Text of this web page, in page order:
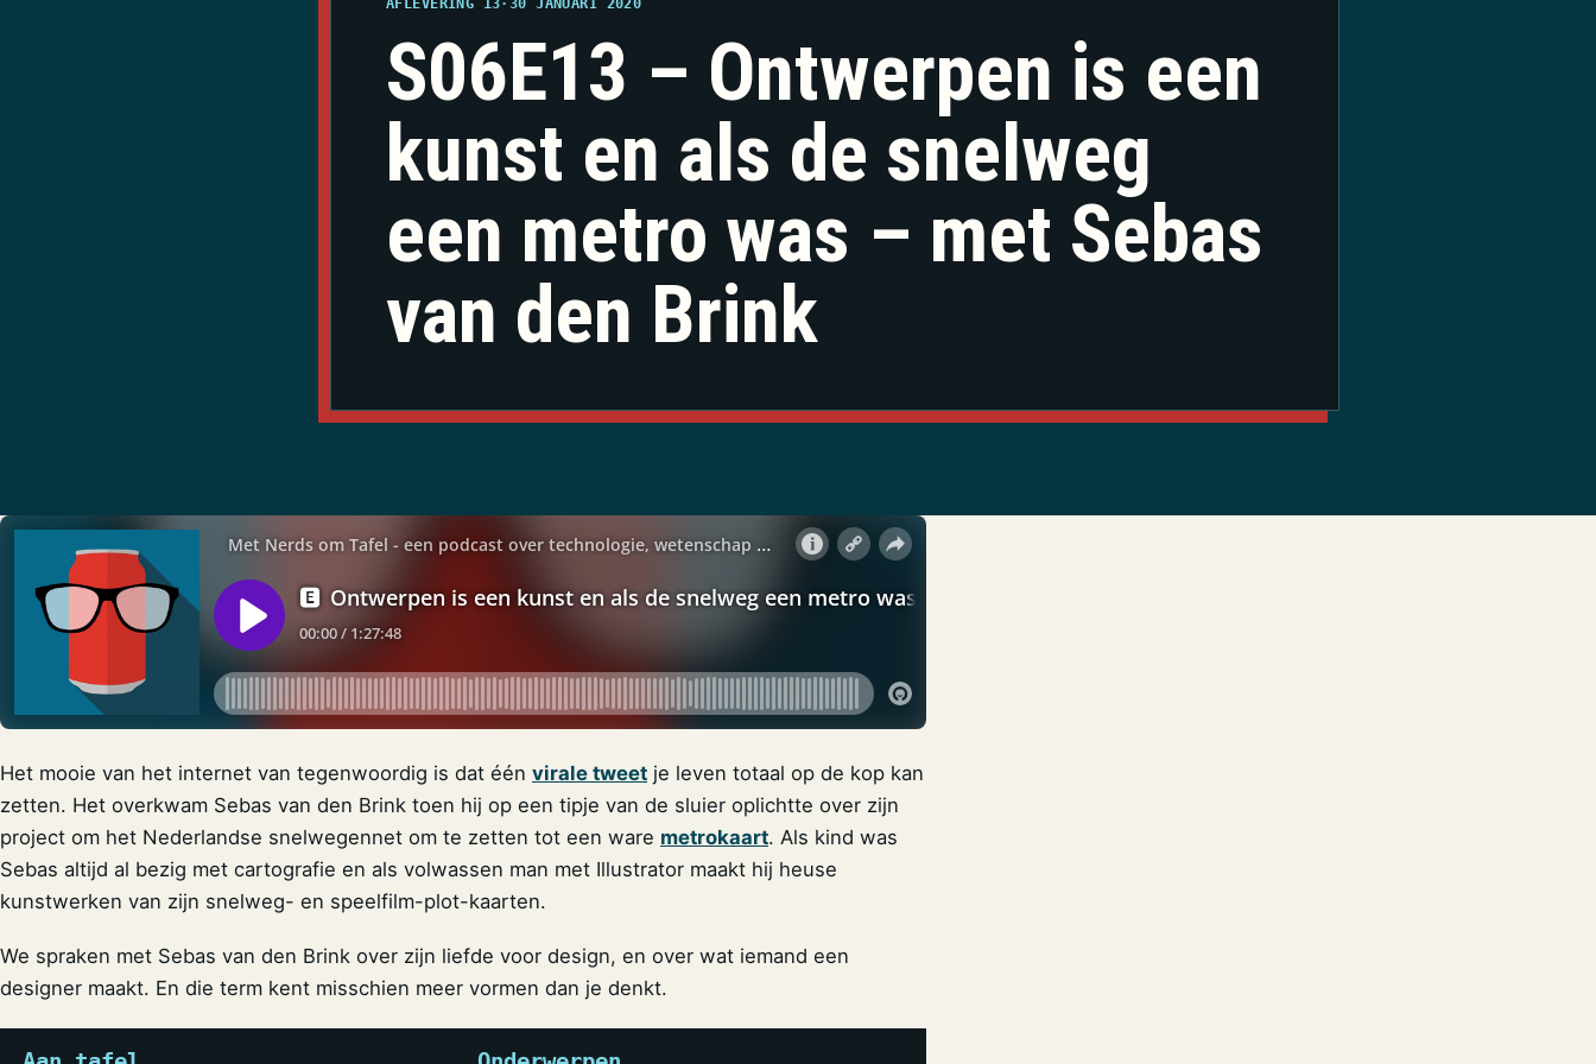
S06E13 – Ontwerpen is een
kunst en als de snelweg
een metro was – met Sebas
van den Brink
Het mooie van het internet van tegenwoordig is dat één virale tweet je leven totaal op de kop kan
zetten. Het overkwam Sebas van den Brink toen hij op een tipje van de sluier oplichtte over zijn
project om het Nederlandse snelwegennet om te zetten tot een ware metrokaart. Als kind was
Sebas altijd al bezig met cartografie en als volwassen man met Illustrator maakt hij heuse
kunstwerken van zijn snelweg- en speelfilm-plot-kaarten.
We spraken met Sebas van den Brink over zijn liefde voor design, en over wat iemand een
designer maakt. En die term kent misschien meer vormen dan je denkt.